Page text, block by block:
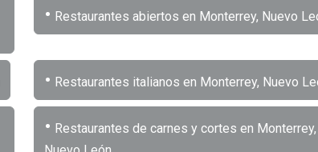
• Restaurantes abiertos en Monterrey, Nuevo
• Restaurantes italianos en Monterrey, Nuevo
• Restaurantes de carnes y cortes en Monterrey,